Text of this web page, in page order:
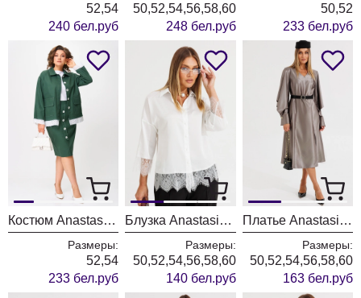
52,54
240 бел.руб
50,52,54,56,58,60
248 бел.руб
50,52
233 бел.руб
Костюм Anastasia 1396 зеленый
Размеры:
52,54
233 бел.руб
Блузка Anastasia 1381 белый
Размеры:
50,52,54,56,58,60
140 бел.руб
Платье Anastasia 1326-1 коричнево-серый
Размеры:
50,52,54,56,58,60
163 бел.руб